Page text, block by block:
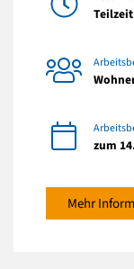
Teilzeit
zum
Mehr